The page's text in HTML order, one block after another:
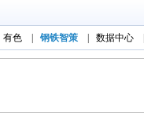
有色 钢铁智策 数据中心